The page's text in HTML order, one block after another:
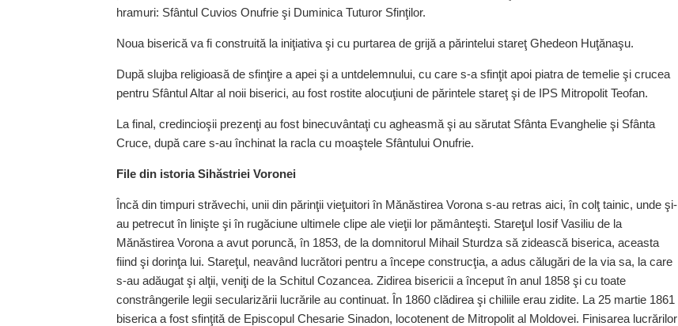
hramuri: Sfântul Cuvios Onufrie şi Duminica Tuturor Sfinţilor.
Noua biserică va fi construită la iniţiativa şi cu purtarea de grijă a părintelui stareţ Ghedeon Huţănaşu.
După slujba religioasă de sfinţire a apei şi a untdelemnului, cu care s-a sfinţit apoi piatra de temelie şi crucea
pentru Sfântul Altar al noii biserici, au fost rostite alocuţiuni de părintele stareţ şi de IPS Mitropolit Teofan.
La final, credincioşii prezenţi au fost binecuvântaţi cu agheasmă şi au sărutat Sfânta Evanghelie şi Sfânta
Cruce, după care s-au închinat la racla cu moaştele Sfântului Onufrie.
File din istoria Sihăstriei Voronei
Încă din timpuri străvechi, unii din părinţii vieţuitori în Mănăstirea Vorona s-au retras aici, în colţ tainic, unde şi-
au petrecut în linişte şi în rugăciune ultimele clipe ale vieţii lor pământeşti. Stareţul Iosif Vasiliu de la
Mănăstirea Vorona a avut poruncă, în 1853, de la domnitorul Mihail Sturdza să zidească biserica, aceasta
fiind şi dorinţa lui. Stareţul, neavând lucrători pentru a începe construcţia, a adus călugări de la via sa, la care
s-au adăugat şi alţii, veniţi de la Schitul Cozancea. Zidirea bisericii a început în anul 1858 şi cu toate
constrângerile legii secularizării lucrările au continuat. În 1860 clădirea şi chiliile erau zidite. La 25 martie 1861
biserica a fost sfinţită de Episcopul Chesarie Sinadon, locotenent de Mitropolit al Moldovei. Finisarea lucrărilor